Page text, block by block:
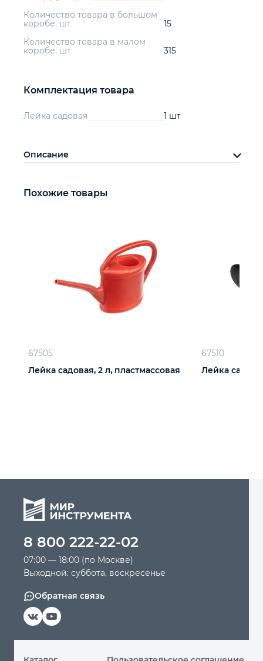
Количество товара в большом
коробе, шт
15
Количество товара в малом
коробе, шт
315
Комплектация товара
Лейка садовая 1 шт
Описание
Похожие товары
67505
Лейка садовая, 2 л, пластмассовая
67510
Лейка
8 800 222-22-02
07:00 — 18:00 (по Москве)
Выходной: суббота, воскресенье
Обратная связь